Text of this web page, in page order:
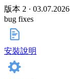
版本 2 · 03.07.2026
bug fixes
安裝說明